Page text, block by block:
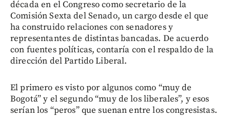
década en el Congreso como secretario de la
Comisión Sexta del Senado, un cargo desde el que
ha construido relaciones con senadores y
representantes de distintas bancadas. De acuerdo
con fuentes políticas, contaría con el respaldo de la
dirección del Partido Liberal.
El primero es visto por algunos como “muy de
Bogotá” y el segundo “muy de los liberales”, y esos
serían los “peros” que suenan entre los congresistas.